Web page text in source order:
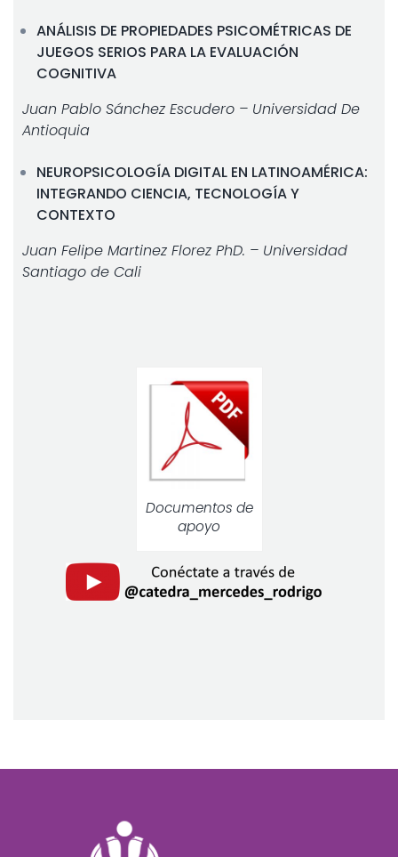
ANÁLISIS DE PROPIEDADES PSICOMÉTRICAS DE
JUEGOS SERIOS PARA LA EVALUACIÓN
COGNITIVA
Juan Pablo Sánchez Escudero – Universidad De
Antioquia
NEUROPSICOLOGÍA DIGITAL EN LATINOAMÉRICA:
INTEGRANDO CIENCIA, TECNOLOGÍA Y
CONTEXTO
Juan Felipe Martinez Florez PhD. – Universidad
Santiago de Cali
Documentos de
apoyo